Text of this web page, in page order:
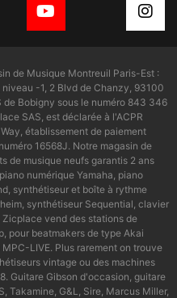
de Musique Montreuil Paris-Est :
-1, 2 Blvd de Chanzy, 93100
de Bobigny sous le numéro 843 346
SAS, est déclarée à l'ACPR
établissement de paiement
16568J. Notre magasin de
de musique neufs garantis 2 ans
numérique Yamaha, piano
synthétiseur et boîte à rythme
synthétiseur Sequential, clavier
vend des stations de
pour beatmakers de type Akai
LIVE. Plus rarement on trouve
vintage ou des machines
Guitare Gibson d'occasion, guitare
Takamine, G&L, Sire, Marcus Miller,